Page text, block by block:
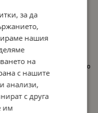
и дълготрайна
, за удобно и правилно
съдържанието при
, за по-добра видимост и
за да
нашия
на
с нашите
анализи,
с друга
им